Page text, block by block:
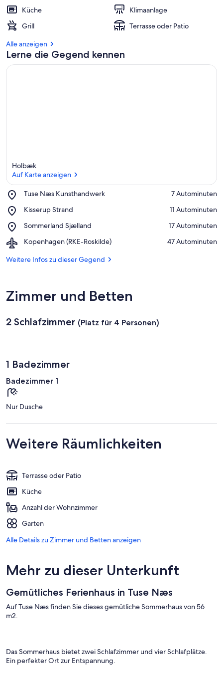
Küche
Klimaanlage
Grill
Terrasse oder Patio
Alle anzeigen
Lerne die Gegend kennen
Holbæk
Auf Karte anzeigen
Tuse Næs Kunsthandwerk
Place,
Næs
‪7 Autominuten‬
Kisserup Strand
Place,
Strand
‪11 Autominuten‬
Sommerland Sjælland
Place,
Sjælland
‪17 Autominuten‬
Kopenhagen (RKE-Roskilde)
Airport,
(RKE-
‪47 Autominuten‬
Weitere Infos zu dieser Gegend
Zimmer und Betten
2 Schlafzimmer (Platz für 4 Personen)
1 Badezimmer
Badezimmer 1
Nur Dusche
Weitere Räumlichkeiten
Terrasse oder Patio
Küche
Anzahl der Wohnzimmer
Garten
Alle Details zu Zimmer und Betten anzeigen
Mehr zu dieser Unterkunft
Gemütliches Ferienhaus in Tuse Næs
Auf Tuse Næs finden Sie dieses gemütliche Sommerhaus von 56
m2.
Das Sommerhaus bietet zwei Schlafzimmer und vier Schlafplätze.
Ein perfekter Ort zur Entspannung.